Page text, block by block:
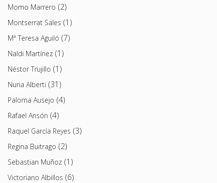
Momo Marrero (2)
Montserrat Sales (1)
Mª Teresa Aguiló (7)
Naldi Martínez (1)
Néstor Trujillo (1)
Nuria Alberti (31)
Paloma Ausejo (4)
Rafael Ansón (4)
Raquel García Reyes (3)
Regina Buitrago (2)
Sebastian Muñoz (1)
Victoriano Albillos (6)